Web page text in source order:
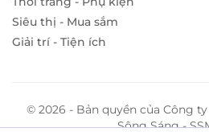
Siêu thị - Mua sắm
Giải trí - Tiện ích
© 2026 - Bản quyền của Công
Sông Sáng -